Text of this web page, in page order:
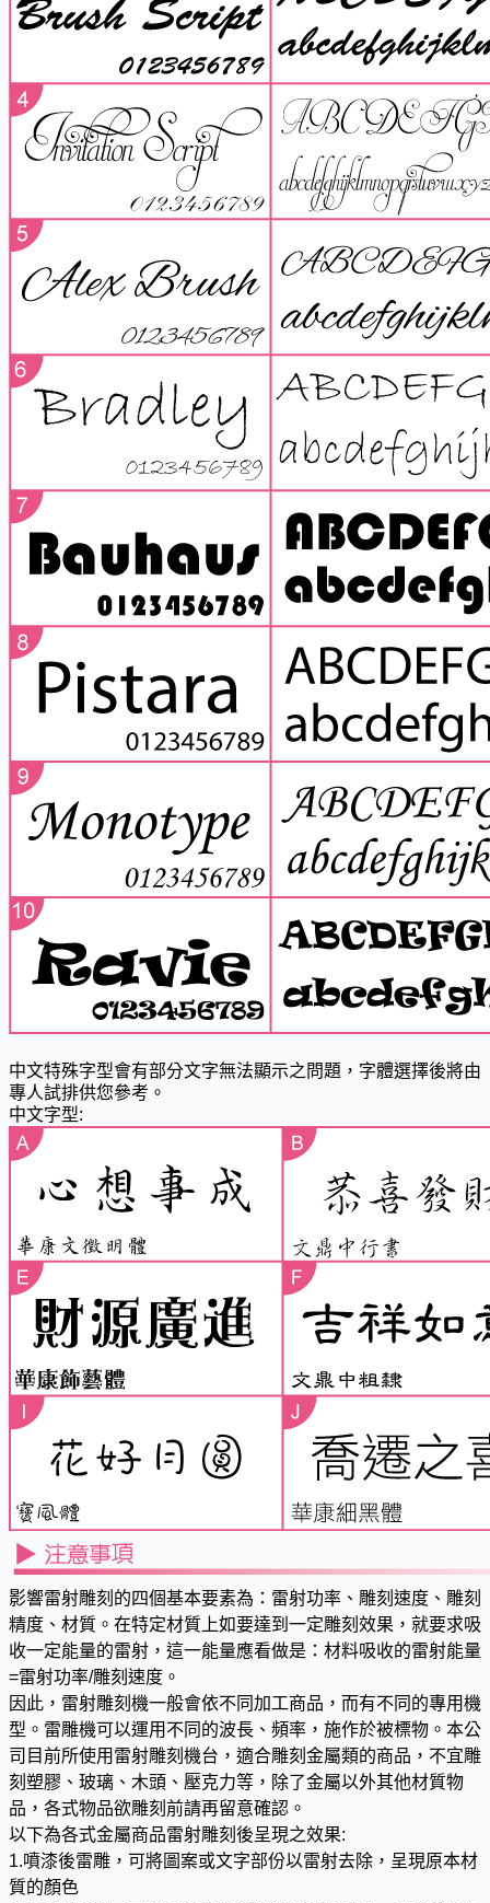
中文特殊字型會有部分文字無法顯示之問題，字體選擇後將由
專人試排供您參考。
中文字型:
影響雷射雕刻的四個基本要素為：雷射功率、雕刻速度、雕刻
精度、材質。在特定材質上如要達到一定雕刻效果，就要求吸
收一定能量的雷射，這一能量應看做是：材料吸收的雷射能量
=雷射功率/雕刻速度。
因此，雷射雕刻機一般會依不同加工商品，而有不同的專用機
型。雷雕機可以運用不同的波長、頻率，施作於被標物。本公
司目前所使用雷射雕刻機台，適合雕刻金屬類的商品，不宜雕
刻塑膠、玻璃、木頭、壓克力等，除了金屬以外其他材質物
品，各式物品欲雕刻前請再留意確認。
以下為各式金屬商品雷射雕刻後呈現之效果:
1.噴漆後雷雕，可將圖案或文字部份以雷射去除，呈現原本材
質的顏色